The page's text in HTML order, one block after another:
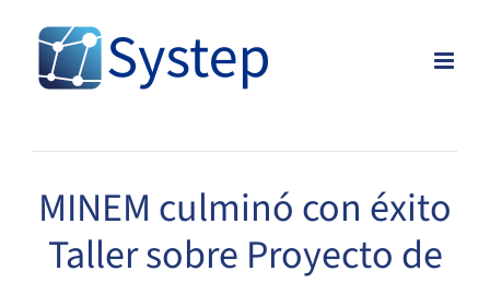
content
MINEM culminó con éxito
Taller sobre Proyecto de